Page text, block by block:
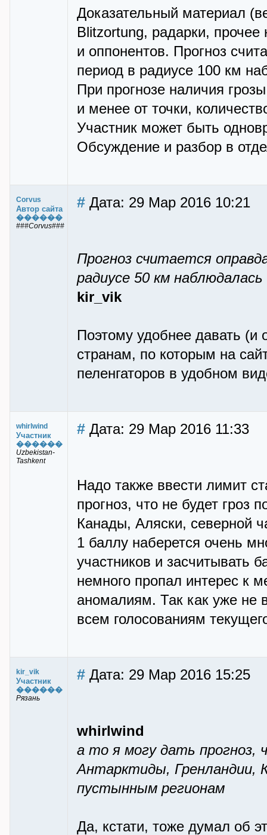
Доказательный материал
Blitzortung, радарки, прочее
и оппонентов. Прогноз
период в радиусе 100 км
При прогнозе наличия
и менее от точки,
Участник может быть
Обсуждение и разбор в
Corvus
Автор сайта
������
###Corvus###
# Дата: 29 Мар 2016 10:21
Прогноз считается
радиусе 50 км
kir_vik
Поэтому удобнее давать
странам, по которым на
пеленгаторов в удобном
whirlwind
Участник
������
Uzbekistan-
Tashkent
# Дата: 29 Мар 2016 11:33
Надо также ввести лимит
прогноз, что не будет гроз
Канады, Аляски, северной
1 баллу наберется очень
участников и засчитывать
немного пропал интерес к
аномалиям. Так как уже не
всем голосованиям
kir_vik
Участник
������
Рязань
# Дата: 29 Мар 2016 15:25
whirlwind
а то я могу дать прогноз,
Антарктиды, Гренландии,
пустынным регионам
Да, кстати, тоже думал об